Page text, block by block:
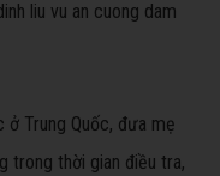
Trung Quốc, đưa mẹ
trong thời gian điều tra,